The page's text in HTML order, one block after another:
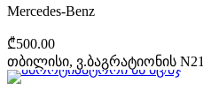
Mercedes-Benz
₾500.00
თბილისი, ვ.ბაგრატიონის N21